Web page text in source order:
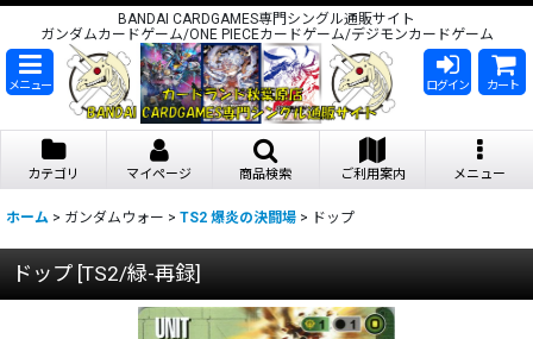
BANDAI CARDGAMES専門シングル通販サイト
ガンダムカードゲーム/ONE PIECEカードゲーム/デジモンカードゲーム
メニュー ログイン カート
カテゴリ マイページ 商品検索 ご利用案内 メニュー
ホーム > ガンダムウォー > TS2 爆炎の決闘場 > ドップ
ドップ [TS2/緑-再録]